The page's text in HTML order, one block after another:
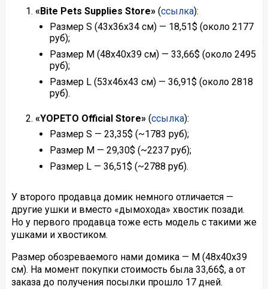
«Bite Pets Supplies Store»(ссылка):
Размер S (43x36x34 см) — 18,51$ (около 2177
руб);
Размер M (48x40x39 см) — 33,66$ (около 2495
руб);
Размер L (53x46x43 см) — 36,91$ (около 2818
руб).
«YOPETO Official Store»(ссылка):
Размер S — 23,35$ (~1783 руб);
Размер M — 29,30$ (~2237 руб);
Размер L — 36,51$ (~2788 руб).
У второго продавца домик немного отличается —
другие ушки и вместо «дымохода» хвостик позади.
Но у первого продавца тоже есть модель с такими же
ушками и хвостиком.
Размер обозреваемого нами домика — M (48x40x39
см). На момент покупки стоимость была 33,66$, а от
заказа до получения посылки прошло 17 дней.